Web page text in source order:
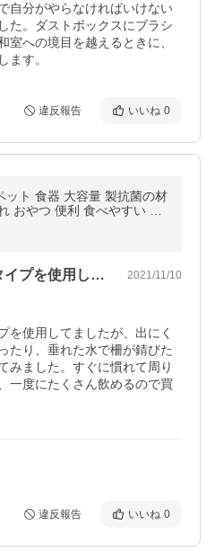
自分がやらなければいけない
た。ダストボックスにブラシ
室への境目を越えるときに、
ます。
違反報告 いいね 0
ット 食器 大容量 製抗菌の材
おやつ 便利 食べやすい こ
び出さない 浮かぶ皿 猫 犬
ペットボトルに付けるタイプを使用してま… 2021/11/10
を使用してましたが、出にく
たり、垂れた水で柵が錆びた
みました。すぐに慣れて周り
一度にたくさん飲めるので買
違反報告 いいね 0